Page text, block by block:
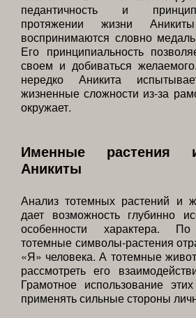
педантичность и
протяжении жизни
воспринимаются словно
Его принципиальность
своем и добиваться
нередко Аникита
жизненные сложности из-за
окружает.
Именные растения
Аникиты
Анализ тотемных растений и
дает возможность глубинно
особенности характера. По
тотемные символы-растения
«Я» человека. А тотемные
рассмотреть его
Грамотное использование
применять сильные стороны